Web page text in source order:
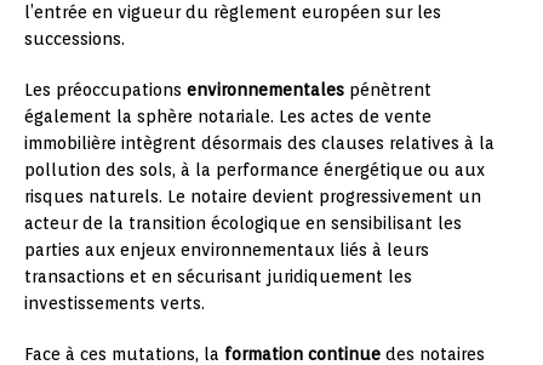
l’entrée en vigueur du règlement européen sur les
successions.
Les préoccupations environnementales pénètrent
également la sphère notariale. Les actes de vente
immobilière intègrent désormais des clauses relatives à la
pollution des sols, à la performance énergétique ou aux
risques naturels. Le notaire devient progressivement un
acteur de la transition écologique en sensibilisant les
parties aux enjeux environnementaux liés à leurs
transactions et en sécurisant juridiquement les
investissements verts.
Face à ces mutations, la formation continue des notaires